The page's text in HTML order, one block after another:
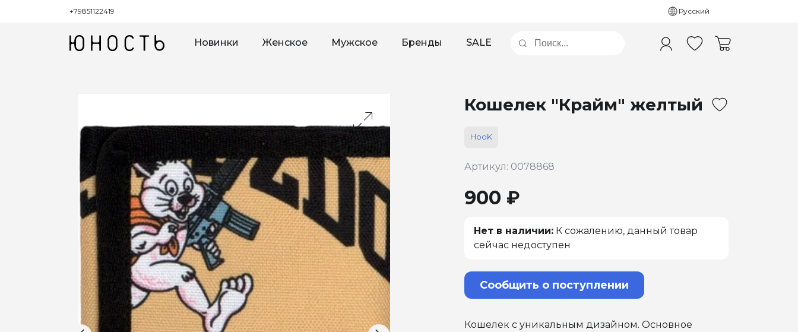
+79851122419 Русский
Новинки Женское Мужское Бренды SALE
Кошелек "Крайм" желтый
HooK
Артикул: 0078868
900 ₽
Нет в наличии: К сожалению, данный товар
сейчас недоступен
Сообщить о поступлении
Кошелек с уникальным дизайном. Основное